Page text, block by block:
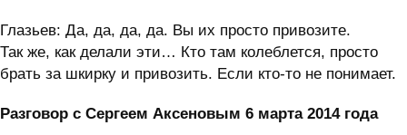
Глазьев: Да, да, да, да. Вы их просто привозите.
Так же, как делали эти… Кто там колеблется, просто
брать за шкирку и привозить. Если кто-то не понимает.
Разговор с Сергеем Аксеновым 6 марта 2014 года